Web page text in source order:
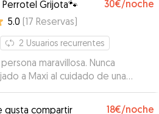
Perrotel Grijota🐾 30€/noche
5.0 (17 Reservas)
2 Usuarios recurrentes
maravillosa. Nunca
a Maxi al cuidado de una
pero nos demostró confianza
uno. Siendo Maxi un viejete
gusta compartir
18€/noche